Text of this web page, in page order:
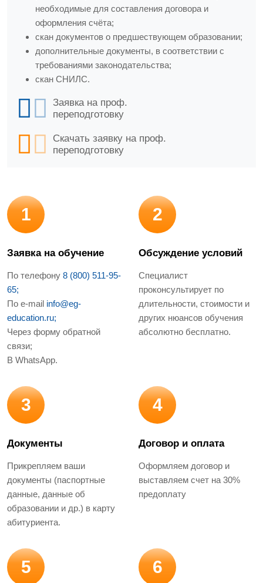
необходимые для составления договора и
оформления счёта;
скан документов о предшествующем образовании;
дополнительные документы, в соответствии с
требованиями законодательства;
скан СНИЛС.
Заявка на проф.
переподготовку
Скачать заявку на проф.
переподготовку
1
Заявка на обучение
По телефону 8 (800) 511-95-
65;
По e-mail info@eg-
education.ru;
Через форму обратной
связи;
В WhatsApp.
2
Обсуждение условий
Специалист
проконсультирует по
длительности, стоимости и
других нюансов обучения
абсолютно бесплатно.
3
Документы
Прикрепляем ваши
документы (паспортные
данные, данные об
образовании и др.) в карту
абитуриента.
4
Договор и оплата
Оформляем договор и
выставляем счет на 30%
предоплату
5 6